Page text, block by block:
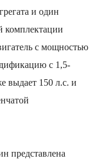
и один
комплектации
с мощностью
с 1,5-
выдает 150 л.с. и
представлена